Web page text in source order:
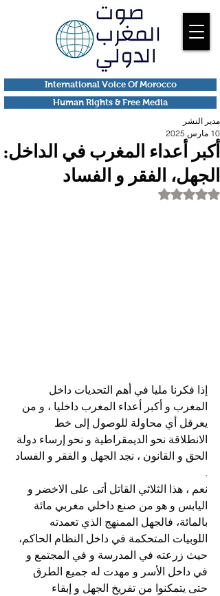
Human Rights & Free Media
International Voice Of Morocco
أكبر أعداء المغرب في الداخل:
الجهل، الفقر و الفساد
مدير النشر
10 مارس 2025
تم التقييم بـ ليس رقمًا من أصل 5 نجوم.
إذا فكرنا مليا في أهم التحديات داخل
المغرب و أكبر أعداء المغرب داخليا ، و من
يعرقل أي محاولة للوصول إلى خط
الانطلاقة نحو الديمقراطية و نحو إرساء دولة
الحق و القانون ، نجد الجهل و الفقر و الفساد
.
نعم ، هذا الثلاثي القاتل أتى على الاخضر و
اليابس و هو من صنع داخلي مغربي مائة
بالمائة، فالجهل الممنهج الذي تعمدته
اللوبيات المتحكمة في داخل النظام الحاكم،
حيث زرعته في المدرسة و في المجتمع و
في داخل الأسر و مهدت له جميع الطرق
حتى يتمكنوا من تفريخ الجهل و إبقاء